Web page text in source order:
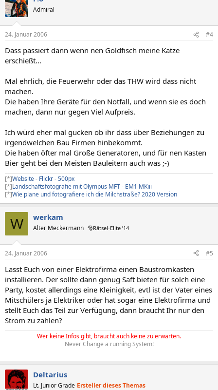
Admiral
24. Januar 2006 #4
Dass passiert dann wenn nen Goldfisch meine Katze
erschießt...
Mal ehrlich, die Feuerwehr oder das THW wird dass nicht
machen.
Die haben Ihre Geräte für den Notfall, und wenn sie es doch
machen, dann nur gegen Viel Aufpreis.
Ich würd eher mal gucken ob ihr dass über Beziehungen zu
irgendwelchen Bau Firmen hinbekommt.
Die haben öfter mal Große Generatoren, und für nen Kasten
Bier geht bei den Meisten Bauleitern auch was ;-)
[*]Website- Flickr-500px
[*]Landschaftsfotografie mit Olympus MFT - EM1 MKiii
[*]Wie plane und fotografiere ich die Milchstraße? 2020 Version
W werkam
Alter Meckermann 🎅Rätsel-Elite ’14
24. Januar 2006 #5
Lasst Euch von einer Elektrofirma einen Baustromkasten
installieren. Der sollte dann genug Saft bieten für solch eine
Party, kostet allerdings eine Kleinigkeit, evtl ist der Vater eines
Mitschülers ja Elektriker oder hat sogar eine Elektrofirma und
stellt Euch das Teil zur Verfügung, dann braucht Ihr nur den
Strom zu zahlen?
Wer keine Infos gibt, braucht auch keine zu erwarten.
Never Change a running System!
Deltarius
Lt. Junior Grade Ersteller dieses Themas